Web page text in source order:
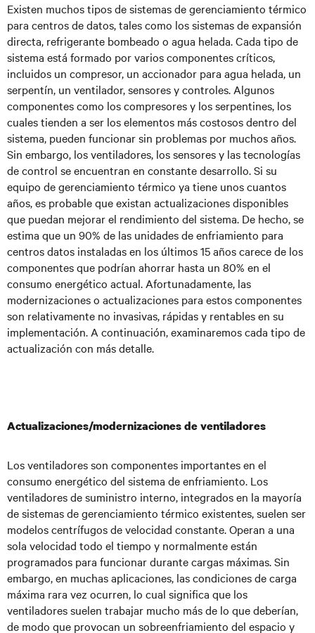
Existen muchos tipos de sistemas de gerenciamiento térmico
para centros de datos, tales como los sistemas de expansión
directa, refrigerante bombeado o agua helada. Cada tipo de
sistema está formado por varios componentes críticos,
incluidos un compresor, un accionador para agua helada, un
serpentín, un ventilador, sensores y controles. Algunos
componentes como los compresores y los serpentines, los
cuales tienden a ser los elementos más costosos dentro del
sistema, pueden funcionar sin problemas por muchos años.
Sin embargo, los ventiladores, los sensores y las tecnologías
de control se encuentran en constante desarrollo. Si su
equipo de gerenciamiento térmico ya tiene unos cuantos
años, es probable que existan actualizaciones disponibles
que puedan mejorar el rendimiento del sistema. De hecho, se
estima que un 90% de las unidades de enfriamiento para
centros datos instaladas en los últimos 15 años carece de los
componentes que podrían ahorrar hasta un 80% en el
consumo energético actual. Afortunadamente, las
modernizaciones o actualizaciones para estos componentes
son relativamente no invasivas, rápidas y rentables en su
implementación. A continuación, examinaremos cada tipo de
actualización con más detalle.
Actualizaciones/modernizaciones de ventiladores
Los ventiladores son componentes importantes en el
consumo energético del sistema de enfriamiento. Los
ventiladores de suministro interno, integrados en la mayoría
de sistemas de gerenciamiento térmico existentes, suelen ser
modelos centrífugos de velocidad constante. Operan a una
sola velocidad todo el tiempo y normalmente están
programados para funcionar durante cargas máximas. Sin
embargo, en muchas aplicaciones, las condiciones de carga
máxima rara vez ocurren, lo cual significa que los
ventiladores suelen trabajar mucho más de lo que deberían,
de modo que provocan un sobreenfriamiento del espacio y